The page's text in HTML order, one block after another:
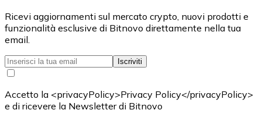
Ricevi aggiornamenti sul mercato crypto, nuovi prodotti e
funzionalità esclusive di Bitnovo direttamente nella tua
email.
Iscriviti
Accetto la <privacyPolicy>Privacy Policy</privacyPolicy>
e di ricevere la Newsletter di Bitnovo